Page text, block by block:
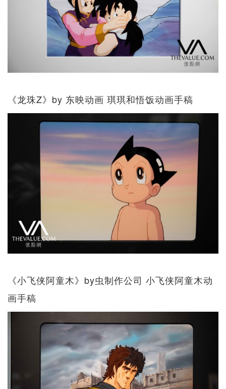
《龙珠Z》by 东映动画 琪琪和悟饭动画手稿
《小飞侠阿童木》by虫制作公司 小飞侠阿童木动
画手稿